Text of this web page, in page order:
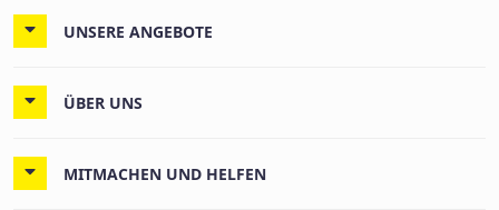
UNSERE ANGEBOTE
ÜBER UNS
MITMACHEN UND HELFEN